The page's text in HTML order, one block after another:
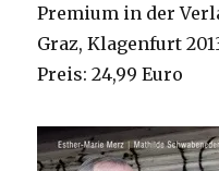
Premium in der
Graz, Klagenfurt
Preis: 24,99 Euro